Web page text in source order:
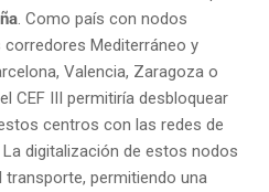
. Como país con nodos
Mediterráneo y
Valencia, Zaragoza o
CEF III permitiría desbloquear
centros con las redes de
digitalización de estos nodos
transporte, permitiendo una